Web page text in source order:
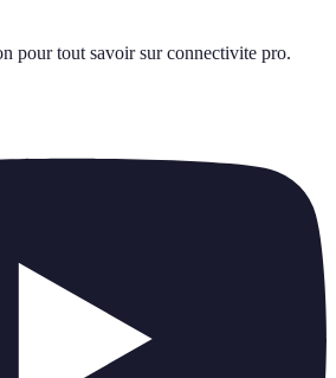
pour tout savoir sur connectivite pro.